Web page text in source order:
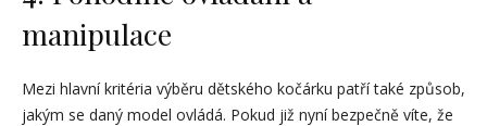
manipulace
Mezi hlavní kritéria výběru dětského kočárku patří také způsob,
jakým se daný model ovládá. Pokud již nyní bezpečně víte, že